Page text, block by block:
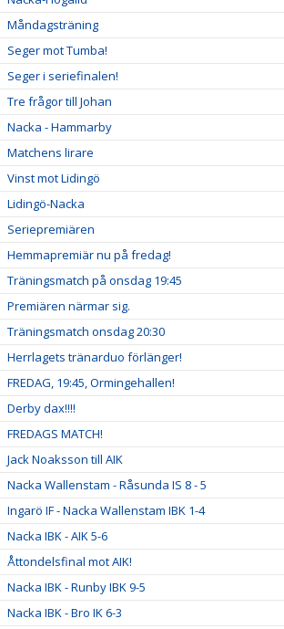
Måndagsträning
Seger mot Tumba!
Seger i seriefinalen!
Tre frågor till Johan
Nacka - Hammarby
Matchens lirare
Vinst mot Lidingö
Lidingö-Nacka
Seriepremiären
Hemmapremiär nu på fredag!
Träningsmatch på onsdag 19:45
Premiären närmar sig.
Träningsmatch onsdag 20:30
Herrlagets tränarduo förlänger!
FREDAG, 19:45, Ormingehallen!
Derby dax!!!!
FREDAGS MATCH!
Jack Noaksson till AIK
Nacka Wallenstam - Råsunda IS 8 - 5
Ingarö IF - Nacka Wallenstam IBK 1-4
Nacka IBK - AIK 5-6
Åttondelsfinal mot AIK!
Nacka IBK - Runby IBK 9-5
Nacka IBK - Bro IK 6-3